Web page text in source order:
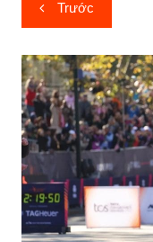
hướng
bài
viết
Trước